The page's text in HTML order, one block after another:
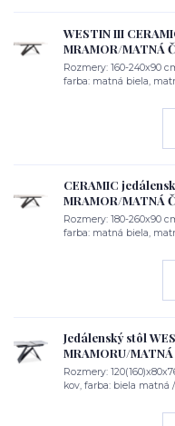
WESTIN III
MRAMOR/MATNÁ
Rozmery: 160-240x90
farba: matná biela,
CERAMIC
MRAMOR/MATNÁ
Rozmery: 180-260x90
farba: matná biela,
Jedálenský stôl
MRAMORU/
Rozmery:
kov, farba: biela matná